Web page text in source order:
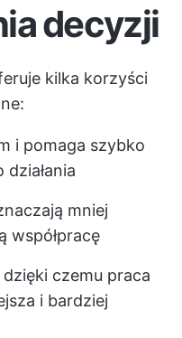
decyzji
kilka korzyści
i pomaga szybko
działania
mniej
współpracę
czemu praca
i bardziej